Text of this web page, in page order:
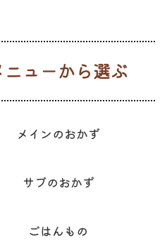
メインのおかず
サブのおかず
ごはんもの